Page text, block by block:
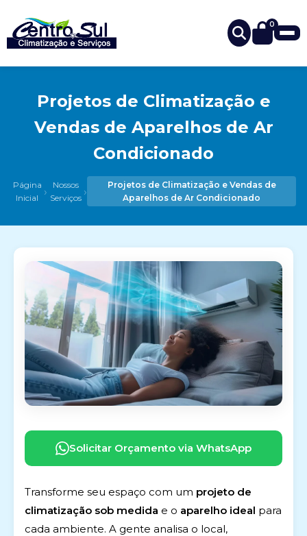
0
Projetos de Climatização e
Vendas de Aparelhos de Ar
Condicionado
Página
Inicial
›
Nossos
Serviços ›
Projetos de Climatização e Vendas de
Aparelhos de Ar Condicionado
Solicitar Orçamento via WhatsApp
Transforme seu espaço com um projeto de
climatização sob medida e o aparelho ideal para
cada ambiente. A gente analisa o local,